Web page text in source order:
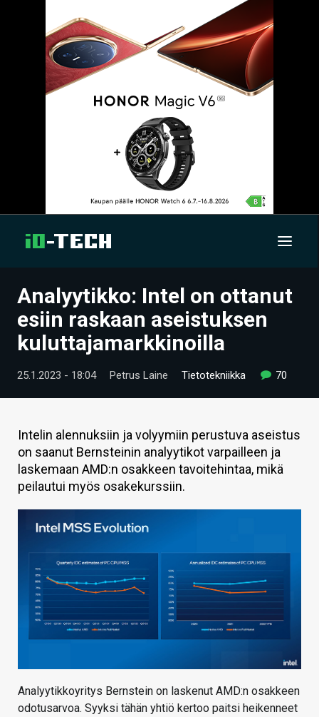
UUTISET
ARTIKKELIT
VIDEOT
TECHBBS
TIETOA
HINTA.FI
KAUPPA
HAKU
Analyytikko: Intel on ottanut
esiin raskaan aseistuksen
kuluttajamarkkinoilla
25.1.2023 - 18:04 Petrus Laine Tietotekniikka 70
Intelin alennuksiin ja volyymiin perustuva aseistus
on saanut Bernsteinin analyytikot varpailleen ja
laskemaan AMD:n osakkeen tavoitehintaa, mikä
peilautui myös osakekurssiin.
Analyytikkoyritys Bernstein on laskenut AMD:n osakkeen
odotusarvoa. Syyksi tähän yhtiö kertoo paitsi heikenneet